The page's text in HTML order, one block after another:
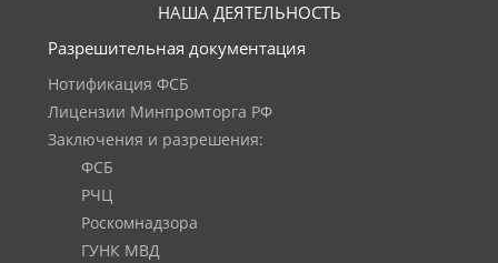
НАША ДЕЯТЕЛЬНОСТЬ
Разрешительная документация
Нотификация ФСБ
Лицензии Минпромторга РФ
Заключения и разрешения:
ФСБ
РЧЦ
Роскомнадзора
ГУНК МВД